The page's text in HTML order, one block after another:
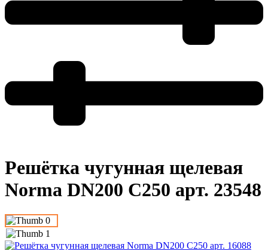
Решётка чугунная щелевая
Norma DN200 C250 арт. 23548